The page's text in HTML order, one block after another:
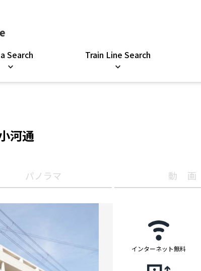
Search Train Line Search
河通
パノラマ 動画
インターネット無料